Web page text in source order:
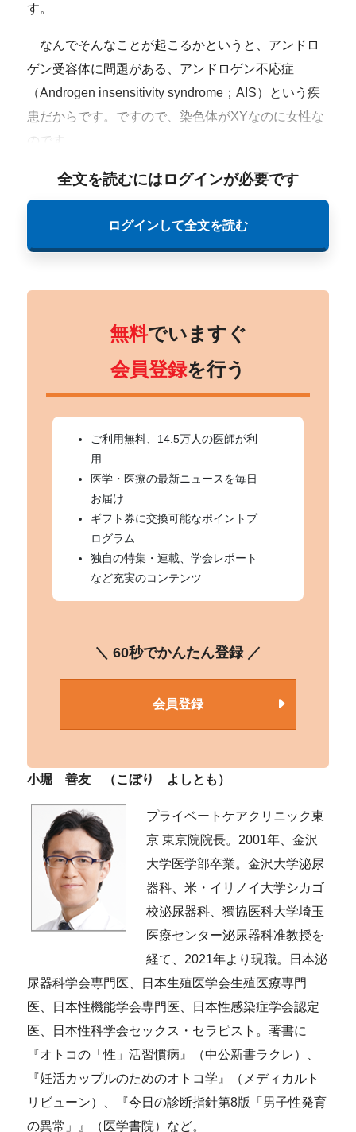
す。
なんでそんなことが起こるかというと、アンドロ
ゲン受容体に問題がある、アンドロゲン不応症
（Androgen insensitivity syndrome；AIS）という疾
患だからです。ですので、染色体がXYなのに女性な
のです。
全文を読むにはログインが必要です
ログインして全文を読む
無料でいますぐ
会員登録を行う
ご利用無料、14.5万人の医師が利
用
医学・医療の最新ニュースを毎日
お届け
ギフト券に交換可能なポイントプ
ログラム
独自の特集・連載、学会レポート
など充実のコンテンツ
＼ 60秒でかんたん登録 ／
会員登録
小堀 善友 （こぼり よしとも）
プライベートケアクリニック東
京 東京院院長。2001年、金沢
大学医学部卒業。金沢大学泌尿
器科、米・イリノイ大学シカゴ
校泌尿器科、獨協医科大学埼玉
医療センター泌尿器科准教授を
経て、2021年より現職。日本泌
尿器科学会専門医、日本生殖医学会生殖医療専門
医、日本性機能学会専門医、日本性感染症学会認定
医、日本性科学会セックス・セラピスト。著書に
『オトコの「性」活習慣病』（中公新書ラクレ）、
『妊活カップルのためのオトコ学』（メディカルト
リビューン）、『今日の診断指針第8版「男子性発育
の異常」』（医学書院）など。